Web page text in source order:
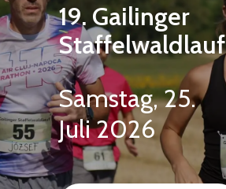
19. Gailinger
Staffelwaldlauf
Samstag, 25.
Juli 2026